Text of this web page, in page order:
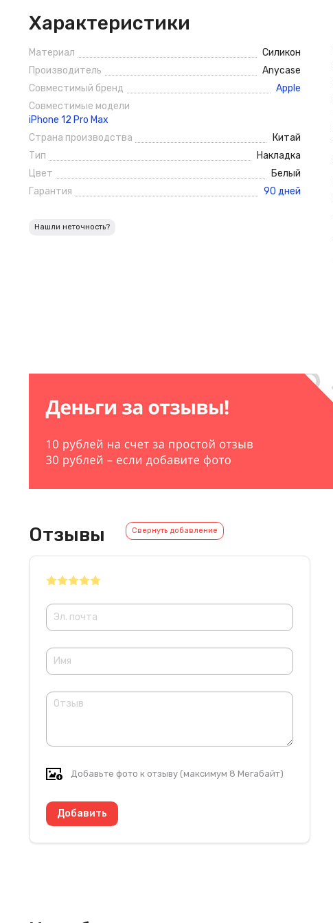
Характеристики
Материал
Силикон
Производитель
Anycase
Совместимый бренд
Apple
Совместимые модели
iPhone 12 Pro Max
Страна производства
Китай
Тип
Накладка
Цвет
Белый
Гарантия
90 дней
Нашли неточность?
Отзывы Свернуть добавление
Добавьте фото к отзыву (максимум 8 Мегабайт)